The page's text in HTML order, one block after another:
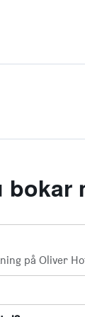
på Oliver